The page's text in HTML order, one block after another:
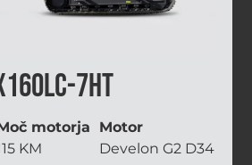
7HT
motorja
KM
Motor
Develon G2 D34